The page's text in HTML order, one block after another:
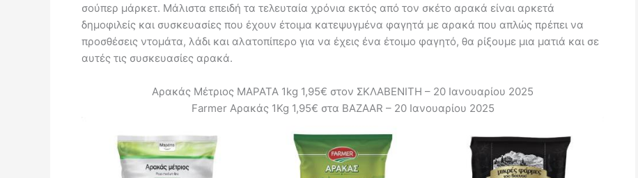
σούπερ μάρκετ. Μάλιστα επειδή τα τελευταία χρόνια εκτός από τον σκέτο αρακά είναι αρκετά
δημοφιλείς και συσκευασίες που έχουν έτοιμα κατεψυγμένα φαγητά με αρακά που απλώς πρέπει να
προσθέσεις ντομάτα, λάδι και αλατοπίπερο για να έχεις ένα έτοιμο φαγητό, θα ρίξουμε μια ματιά και σε
αυτές τις συσκευασίες αρακά.
Αρακάς Μέτριος ΜΑΡΑΤΑ 1kg 1,95€ στον ΣΚΛΑΒΕΝΙΤΗ – 20 Ιανουαρίου 2025
Farmer Αρακάς 1Kg 1,95€ στα BAZAAR – 20 Ιανουαρίου 2025